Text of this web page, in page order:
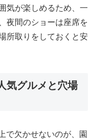
気が楽しめるため、一
夜間のショーは座席を
所取りをしておくと安
気グルメと穴場
で欠かせないのが、園